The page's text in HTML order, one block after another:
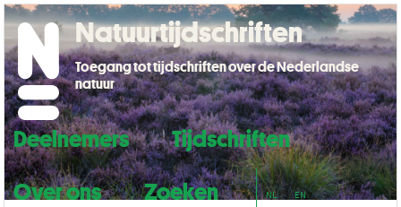
Deelnemers
Tijdschriften
Over ons
Zoeken NL EN
Natuurtijdschriften
Toegang tot tijdschriften over de Nederlandse
natuur